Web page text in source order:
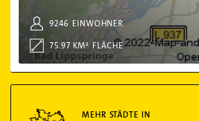
EINWOHNER
9246
FLÄCHE
75.97 KM²
MEHR STÄDTE IN